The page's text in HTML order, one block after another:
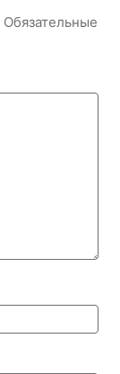
Обязательные